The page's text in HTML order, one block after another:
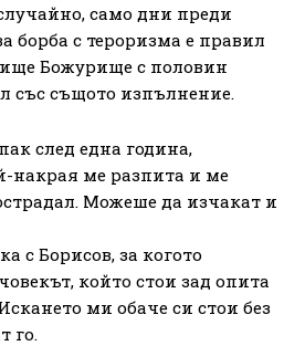
само дни преди
борба с тероризма е правил
Божурище с половин
със същото изпълнение.
след една година,
накрая ме разпита и ме
Можеше да изчакат и
с Борисов, за когото
който стои зад опита
ми обаче си стои без
го.